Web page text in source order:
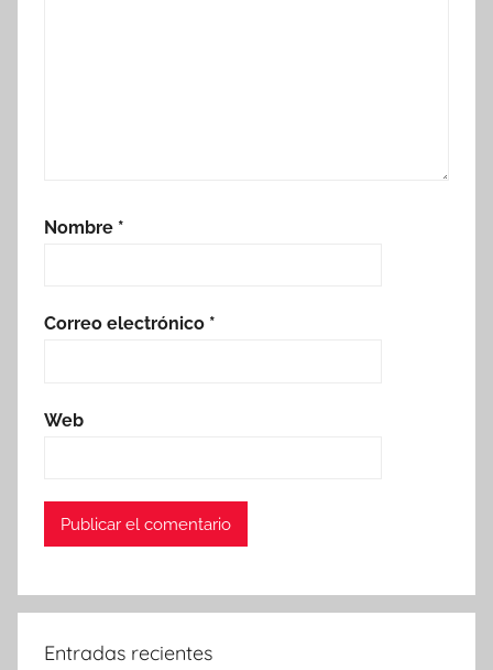
Nombre *
Correo electrónico *
Web
Entradas recientes